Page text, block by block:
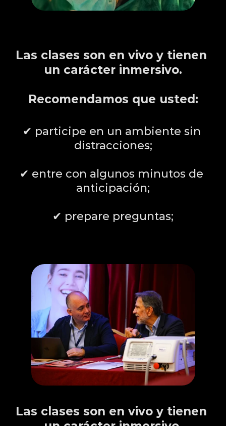
IMPORTANTE
Las clases son en vivo y tienen
AL MÁXIMO
Las clases son en vivo y tienen
un carácter inmersivo.
Recomendamos que usted:
✔ participe en un ambiente sin
distracciones;
✔ entre con algunos minutos de
anticipación;
✔ prepare preguntas;